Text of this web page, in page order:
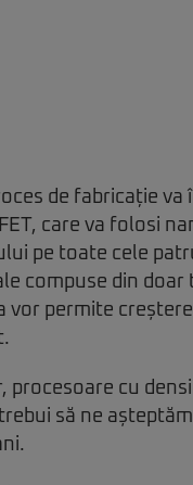
de fabricație
care va folosi
pe toate cele
compuse din
vor permite
procesoare cu
să ne